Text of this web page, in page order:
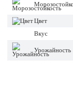
Цвет
Вкус
Урожайность